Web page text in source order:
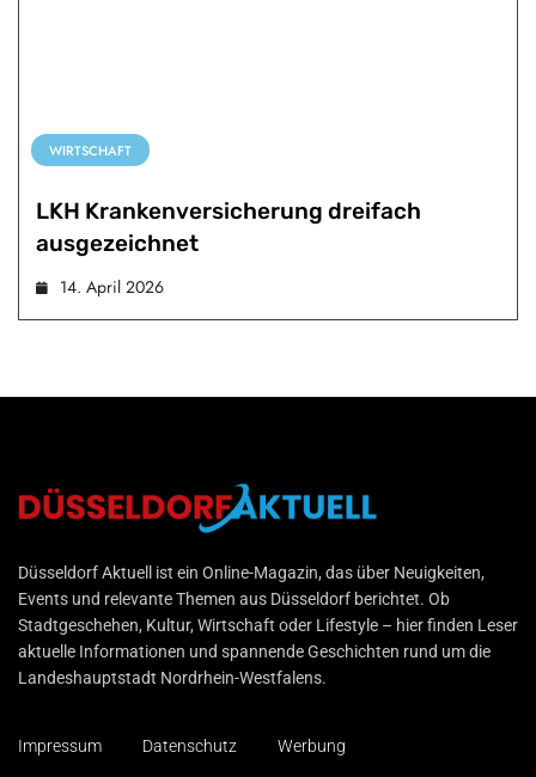
WIRTSCHAFT
LKH Krankenversicherung dreifach
ausgezeichnet
14. April 2026
Düsseldorf Aktuell
Düsseldorf Aktuell ist ein Online-Magazin, das über Neuigkeiten,
Events und relevante Themen aus Düsseldorf berichtet. Ob
Stadtgeschehen, Kultur, Wirtschaft oder Lifestyle – hier finden Leser
aktuelle Informationen und spannende Geschichten rund um die
Landeshauptstadt Nordrhein-Westfalens.
Impressum Datenschutz Werbung